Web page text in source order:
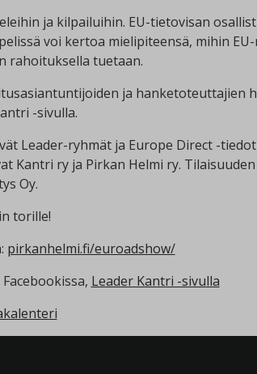
ja kilpailuihin. EU-tietovisan
voi kertoa mielipiteensä, mihin
rahoituksella tuetaan.
ja hanketoteuttajien
-sivulla.
Leader-ryhmät ja Europe Direct -
Kantri ry ja Pirkan Helmi ry.
Oy.
torille!
pirkanhelmi.fi/euroadshow/
Leader Kantri -sivulla